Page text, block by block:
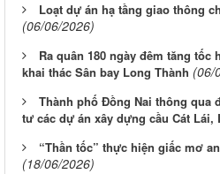
Loạt dự án hạ tầng giao thông
(06/06/2026)
Ra quân 180 ngày đêm tăng
khai thác Sân bay Long Thành (06/
Thành phố Đồng Nai thông qua
tư các dự án xây dựng cầu Cát Lái,
“Thần tốc” thực hiện giấc mơ
(18/06/2026)